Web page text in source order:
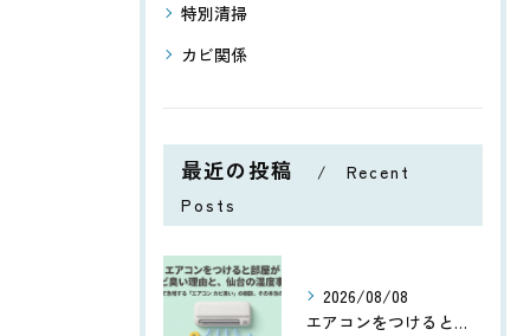
特別清掃
カビ関係
最近の投稿
Recent
Posts
2026/08/08
エアコンをつけると部屋がカビ臭い理由と、仙台の湿度事情